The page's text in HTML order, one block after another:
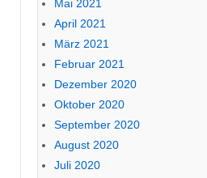
Mai 2021
April 2021
März 2021
Februar 2021
Dezember 2020
Oktober 2020
September 2020
August 2020
Juli 2020